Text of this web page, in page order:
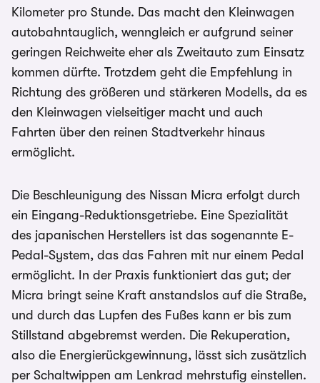
Kilometer pro Stunde. Das macht den Kleinwagen
autobahntauglich, wenngleich er aufgrund seiner
geringen Reichweite eher als Zweitauto zum Einsatz
kommen dürfte. Trotzdem geht die Empfehlung in
Richtung des größeren und stärkeren Modells, da es
den Kleinwagen vielseitiger macht und auch
Fahrten über den reinen Stadtverkehr hinaus
ermöglicht.
Die Beschleunigung des Nissan Micra erfolgt durch
ein Eingang-Reduktionsgetriebe. Eine Spezialität
des japanischen Herstellers ist das sogenannte E-
Pedal-System, das das Fahren mit nur einem Pedal
ermöglicht. In der Praxis funktioniert das gut; der
Micra bringt seine Kraft anstandslos auf die Straße,
und durch das Lupfen des Fußes kann er bis zum
Stillstand abgebremst werden. Die Rekuperation,
also die Energierückgewinnung, lässt sich zusätzlich
per Schaltwippen am Lenkrad mehrstufig einstellen.